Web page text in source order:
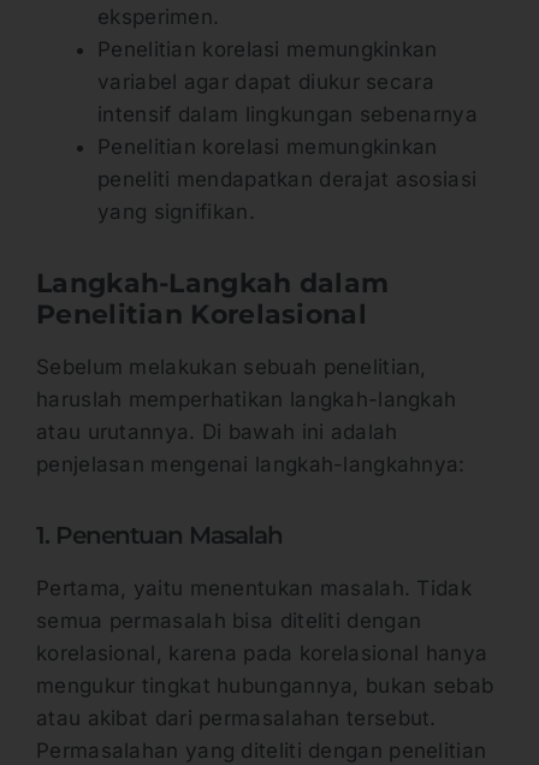
eksperimen.
Penelitian korelasi memungkinkan
variabel agar dapat diukur secara
intensif dalam lingkungan sebenarnya
Penelitian korelasi memungkinkan
peneliti mendapatkan derajat asosiasi
yang signifikan.
Langkah-Langkah dalam
Penelitian Korelasional
Sebelum melakukan sebuah penelitian,
haruslah memperhatikan langkah-langkah
atau urutannya. Di bawah ini adalah
penjelasan mengenai langkah-langkahnya:
1. Penentuan Masalah
Pertama, yaitu menentukan masalah. Tidak
semua permasalah bisa diteliti dengan
korelasional, karena pada korelasional hanya
mengukur tingkat hubungannya, bukan sebab
atau akibat dari permasalahan tersebut.
Permasalahan yang diteliti dengan penelitian